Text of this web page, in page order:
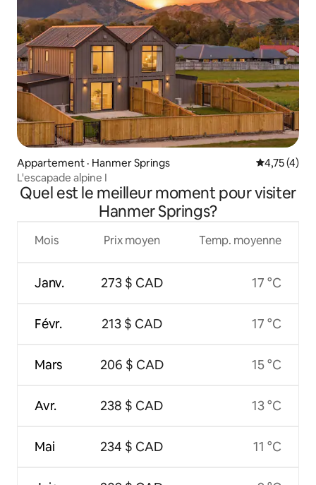
Appartement · Hanmer Springs Note
4,75 (4)
L'escapade alpine I
Quel est le meilleur moment pour visiter
Hanmer Springs?
Mois
Janv.
Févr.
Mars
Avr.
Mai
Prix moyen
273 $ CAD
213 $ CAD
206 $ CAD
238 $ CAD
234 $ CAD
Temp. moyenne
17 °C
17 °C
15 °C
13 °C
11 °C